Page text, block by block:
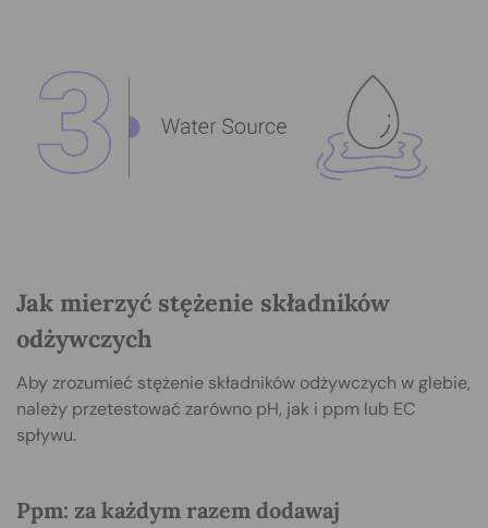
Jak mierzyć stężenie składników
odżywczych
Aby zrozumieć stężenie składników odżywczych w glebie,
należy przetestować zarówno pH, jak i ppm lub EC
spływu.
Ppm: za każdym razem dodawaj